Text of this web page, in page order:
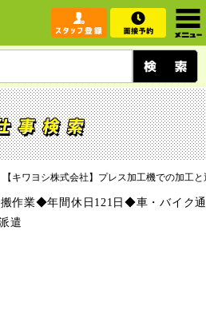
【キワヨシ株式会社】プレス加工機での加